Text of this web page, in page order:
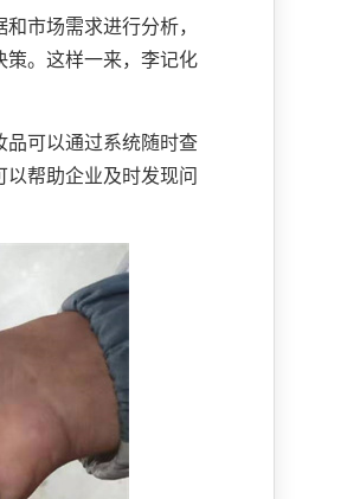
市场需求进行分析，
策。这样一来，李记化
可以通过系统随时查
帮助企业及时发现问